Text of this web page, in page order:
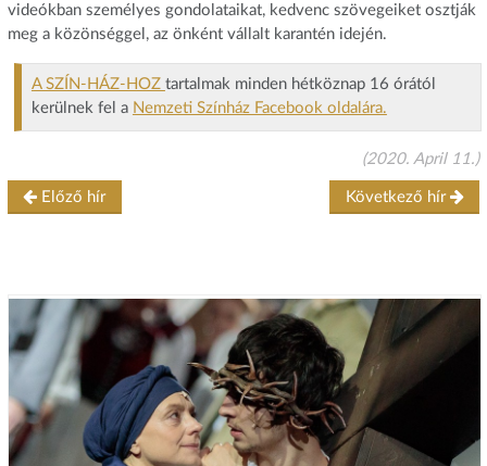
videókban személyes gondolataikat, kedvenc szövegeiket osztják
meg a közönséggel, az önként vállalt karantén idején.
A SZÍN-HÁZ-HOZ tartalmak minden hétköznap 16 órától
kerülnek fel a Nemzeti Színház Facebook oldalára.
(2020. April 11.)
Előző hír Következő hír